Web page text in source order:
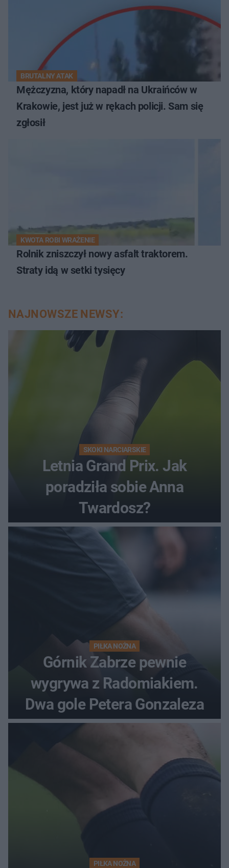
BRUTALNY ATAK
Mężczyzna, który napadł na Ukraińców w
Krakowie, jest już w rękach policji. Sam się
zgłosił
KWOTA ROBI WRAŻENIE
Rolnik zniszczył nowy asfalt traktorem.
Straty idą w setki tysięcy
NAJNOWSZE NEWSY:
SKOKI NARCIARSKIE
Letnia Grand Prix. Jak
poradziła sobie Anna
Twardosz?
PIŁKA NOŻNA
Górnik Zabrze pewnie
wygrywa z Radomiakiem.
Dwa gole Petera Gonzaleza
PIŁKA NOŻNA